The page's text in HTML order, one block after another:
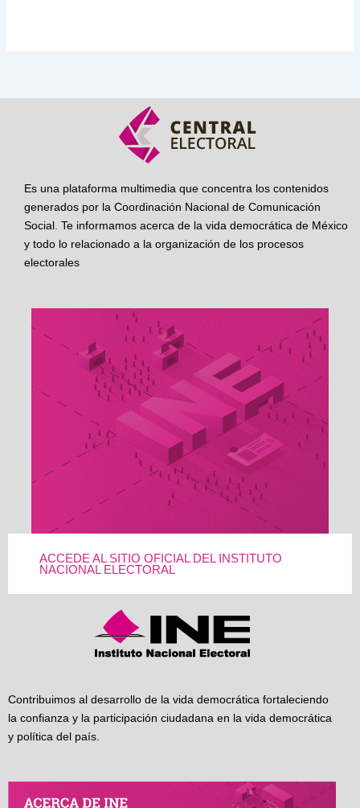
Es una plataforma multimedia que concentra los contenidos
generados por la Coordinación Nacional de Comunicación
Social. Te informamos acerca de la vida democrática de México
y todo lo relacionado a la organización de los procesos
electorales
ACCEDE AL SITIO OFICIAL DEL INSTITUTO
NACIONAL ELECTORAL
Contribuimos al desarrollo de la vida democrática fortaleciendo
la confianza y la participación ciudadana en la vida democrática
y política del país.